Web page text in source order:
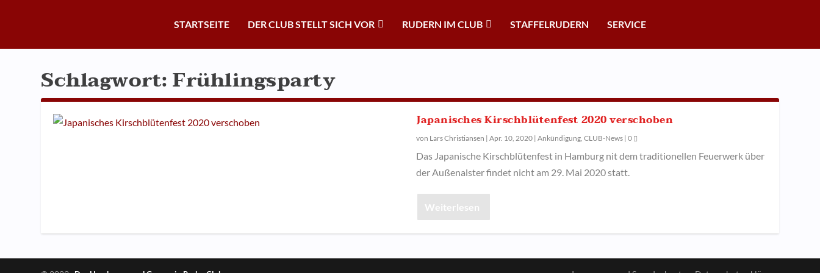
STARTSEITE DER CLUB STELLT SICH VOR RUDERN IM CLUB STAFFELRUDERN SERVICE
Schlagwort:Frühlingsparty
Japanisches Kirschblütenfest 2020 verschoben
von Lars Christiansen | Apr. 10, 2020 | Ankündigung, CLUB-News | 0
Das Japanische Kirschblütenfest in Hamburg nit dem traditionellen Feuerwerk über
der Außenalster findet nicht am 29. Mai 2020 statt.
Weiterlesen